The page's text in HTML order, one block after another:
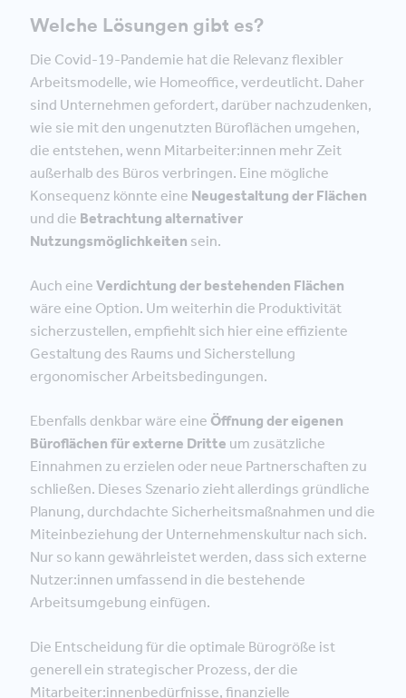
Welche Lösungen gibt es?
Die Covid-19-Pandemie hat die Relevanz flexibler
Arbeitsmodelle, wie Homeoffice, verdeutlicht. Daher
sind Unternehmen gefordert, darüber nachzudenken,
wie sie mit den ungenutzten Büroflächen umgehen,
die entstehen, wenn Mitarbeiter:innen mehr Zeit
außerhalb des Büros verbringen. Eine mögliche
Konsequenz könnte eine Neugestaltung der Flächen
und die Betrachtung alternativer
Nutzungsmöglichkeiten sein.
Auch eine Verdichtung der bestehenden Flächen
wäre eine Option. Um weiterhin die Produktivität
sicherzustellen, empfiehlt sich hier eine effiziente
Gestaltung des Raums und Sicherstellung
ergonomischer Arbeitsbedingungen.
Ebenfalls denkbar wäre eine Öffnung der eigenen
Büroflächen für externe Dritte um zusätzliche
Einnahmen zu erzielen oder neue Partnerschaften zu
schließen. Dieses Szenario zieht allerdings gründliche
Planung, durchdachte Sicherheitsmaßnahmen und die
Miteinbeziehung der Unternehmenskultur nach sich.
Nur so kann gewährleistet werden, dass sich externe
Nutzer:innen umfassend in die bestehende
Arbeitsumgebung einfügen.
Die Entscheidung für die optimale Bürogröße ist
generell ein strategischer Prozess, der die
Mitarbeiter:innenbedürfnisse, finanzielle